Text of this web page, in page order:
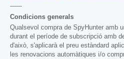
------
Condicions generals
Qualsevol compra de SpyHunter amb
durant el període de subscripció amb
d'això, s'aplicarà el preu estàndard
les renovacions automàtiques i/o